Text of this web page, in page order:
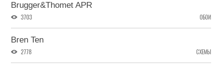
Brugger&Thomet APR
3703 ОБОИ
Bren Ten
2778 СХЕМЫ